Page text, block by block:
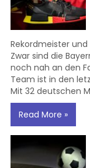
Rekordmeister
Zwar sind die
noch nah an den
Team ist in den
Mit 32 deutschen
Read More »